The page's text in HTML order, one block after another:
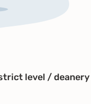
level / deanery